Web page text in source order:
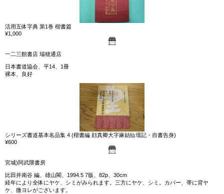
活用五体字典 第1巻 楷書篇
¥1,000
一二三館書店 瑞穂通店
日本書道協会、平14、1冊
裸本、良好
シリーズ書道基本名品集 4 (楷書編 顔真卿大字麻姑仙壇記・自書告身)
¥600
宮城)阿武隈書房
比田井南谷 編、雄山閣、1994.5 7版、82p、30cm
経年により全体にヤケ、シミがみられます。三方にヤケ、シミ。カバー、帯に背ヤ
ケ、微ヨレがございます。